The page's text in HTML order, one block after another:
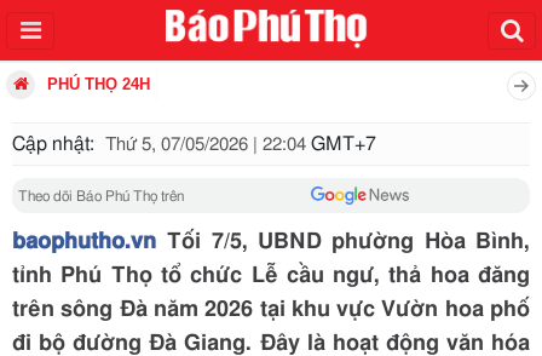
PHÚ THỌ 24H
Cập nhật: Thứ 5, 07/05/2026 | 22:04 GMT+7
Theo dõi Báo Phú Thọ trên
baophutho.vn Tối 7/5, UBND phường Hòa Bình,
tỉnh Phú Thọ tổ chức Lễ cầu ngư, thả hoa đăng
trên sông Đà năm 2026 tại khu vực Vườn hoa phố
đi bộ đường Đà Giang. Đây là hoạt động văn hóa